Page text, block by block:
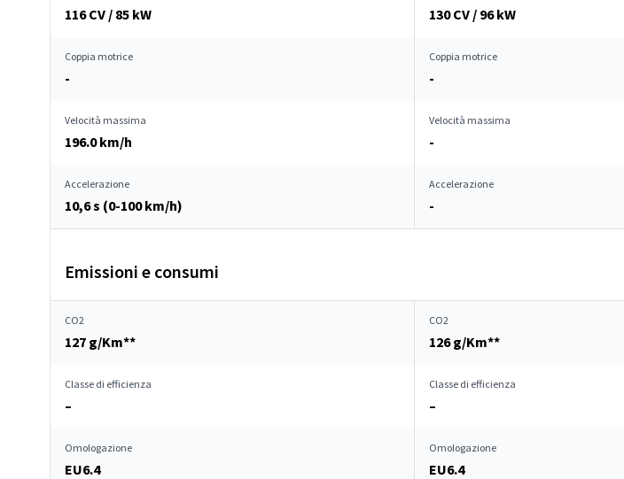
116 CV / 85 kW 130 CV / 96 kW
Coppia motrice
-
Coppia motrice
-
Velocità massima
196.0 km/h
Velocità massima
-
Accelerazione
10,6 s (0-100 km/h)
Accelerazione
-
Emissioni e consumi
CO2
127 g/Km**
CO2
126 g/Km**
Classe di efficienza
–
Classe di efficienza
–
Omologazione
EU6.4
Omologazione
EU6.4